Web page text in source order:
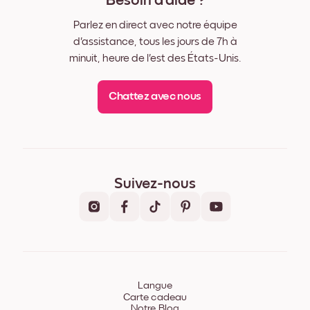
Parlez en direct avec notre équipe
d'assistance, tous les jours de 7h à
minuit, heure de l'est des États-Unis.
Chattez avec nous
Suivez-nous
Langue
Carte cadeau